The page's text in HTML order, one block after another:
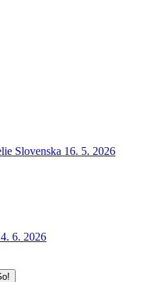
Slovenska 16. 5. 2026
6. 2026